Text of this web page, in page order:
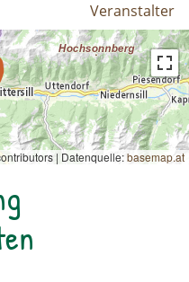
Veranstalter
| Datenquelle:basemap.at